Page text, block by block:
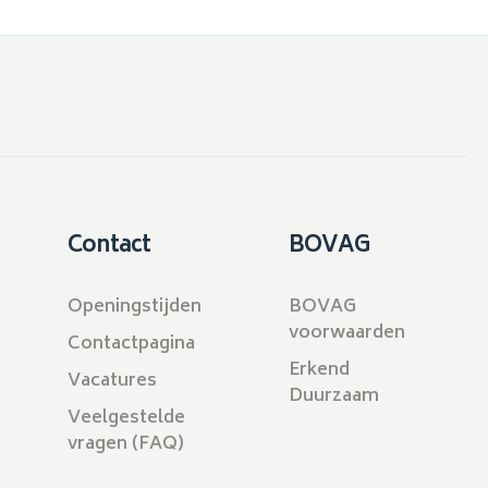
Contact
Openingstijden
Contactpagina
Vacatures
Veelgestelde
vragen (FAQ)
BOVAG
BOVAG
voorwaarden
Erkend
Duurzaam